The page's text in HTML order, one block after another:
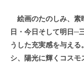
絵画のたのしみ、素
日・今日そして明日─
うした充実感を与え
シ、陽光に輝くコスモ